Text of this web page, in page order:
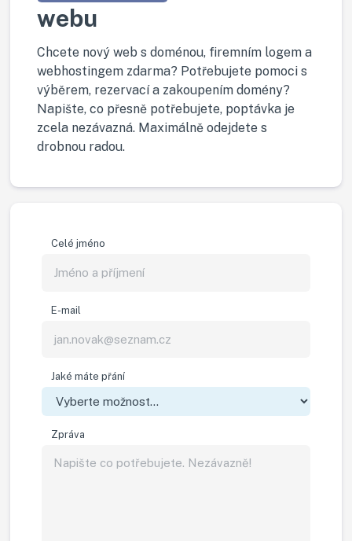
webu
Chcete nový web s doménou, firemním logem a
webhostingem zdarma? Potřebujete pomoci s
výběrem, rezervací a zakoupením domény?
Napište, co přesně potřebujete, poptávka je
zcela nezávazná. Maximálně odejdete s
drobnou radou.
Celé jméno
E-mail
Jaké máte přání
Zpráva